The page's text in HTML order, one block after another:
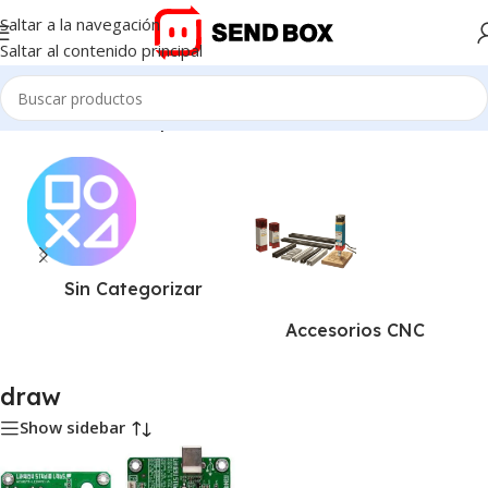
Saltar a la navegación
Saltar al contenido principal
Inicio/Productos etiquetados “draw”
Sin Categorizar
Accesorios CNC
draw
Show sidebar